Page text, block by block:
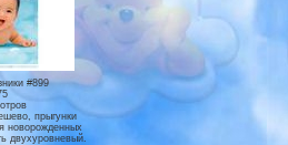
#899
прыгунки
новорожденных
двухуровневый.